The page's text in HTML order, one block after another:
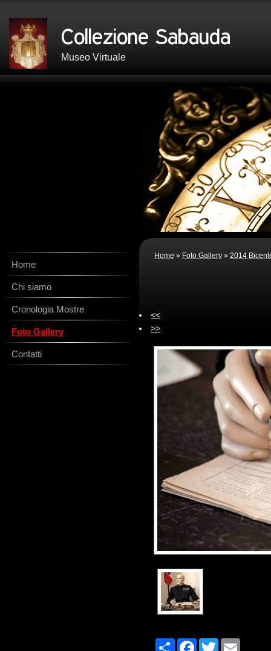
Museo Virtuale
Home
Chi siamo
Cronologia Mostre
Foto Gallery
Contatti
Home » Foto Gallery » 2014
<<
>>
Share Facebook
Twitter